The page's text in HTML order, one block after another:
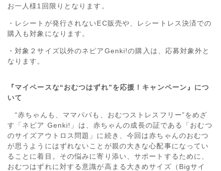
お一人様1回限りとなります。
・レシートが発行されないEC販売や、レシートレス決済での
購入も対象になります。
・対象２サイズ以外のネピアGenki!の購入は、応募対象外と
なります。
『マイペースな“おむつはずれ”を応援！キャンペーン』につ
いて
“赤ちゃんも、ママパパも、おむつストレスフリー”をめざ
す「ネピア Genki!」は、赤ちゃんの成長の証である「おむつ
のサイズアウトロス問題」に続き、今回は赤ちゃんのおむつ
が思うようにはずれないことが親の大きな心配事になってい
ることに着目。その悩みに寄り添い、サポートするために、
おむつはずれに対する意識が高まる大きめサイズ（Bigサイ